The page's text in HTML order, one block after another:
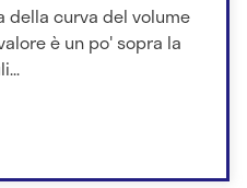
della curva del volume
è un po' sopra la